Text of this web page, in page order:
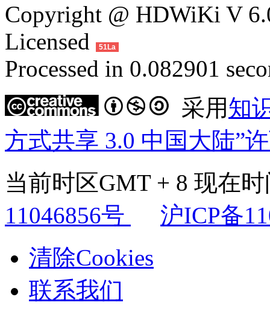
Copyright @ HDWiKi V
Licensed
51La
Processed in 0.082901
采用知
方式共享 3.0 中国大陆”
当前时区GMT + 8 现在
11046856号
沪ICP备
清除Cookies
联系我们